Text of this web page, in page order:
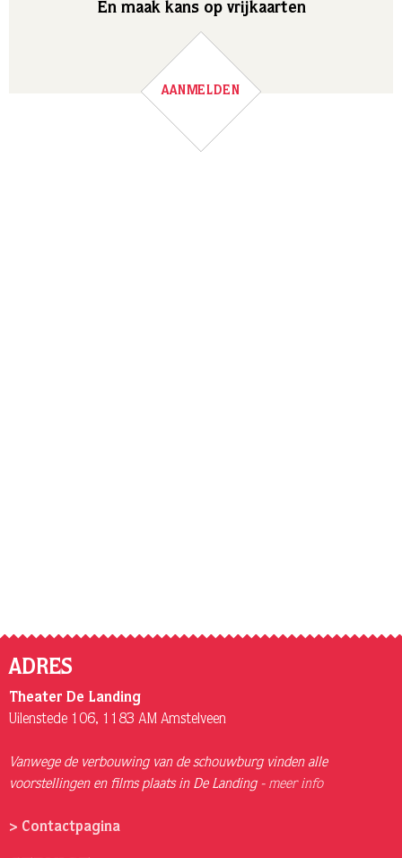
En maak kans op vrijkaarten
AANMELDEN
ADRES
Theater De Landing
Uilenstede 106, 1183 AM Amstelveen
Vanwege de verbouwing van de schouwburg vinden alle
voorstellingen en films plaats in De Landing - meer info
> Contactpagina